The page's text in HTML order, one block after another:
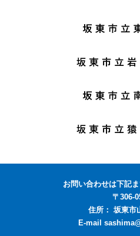
お問い合わせは下記ま
〒306-
住所： 坂東市
E-mail